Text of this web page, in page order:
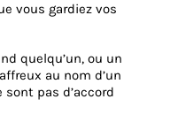
vous gardiez vos
quelqu’un, ou un
au nom d’un
sont pas d’accord